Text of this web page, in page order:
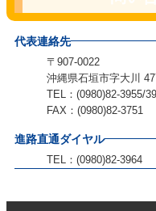
代表連絡先
〒907-0022
沖縄県石垣市字大川
TEL：(0980)82-3955/
FAX：(0980)82-3751
進路直通ダイヤル
TEL：(0980)82-3964